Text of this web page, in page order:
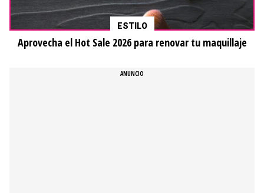
ESTILO
Aprovecha el Hot Sale 2026 para renovar tu maquillaje